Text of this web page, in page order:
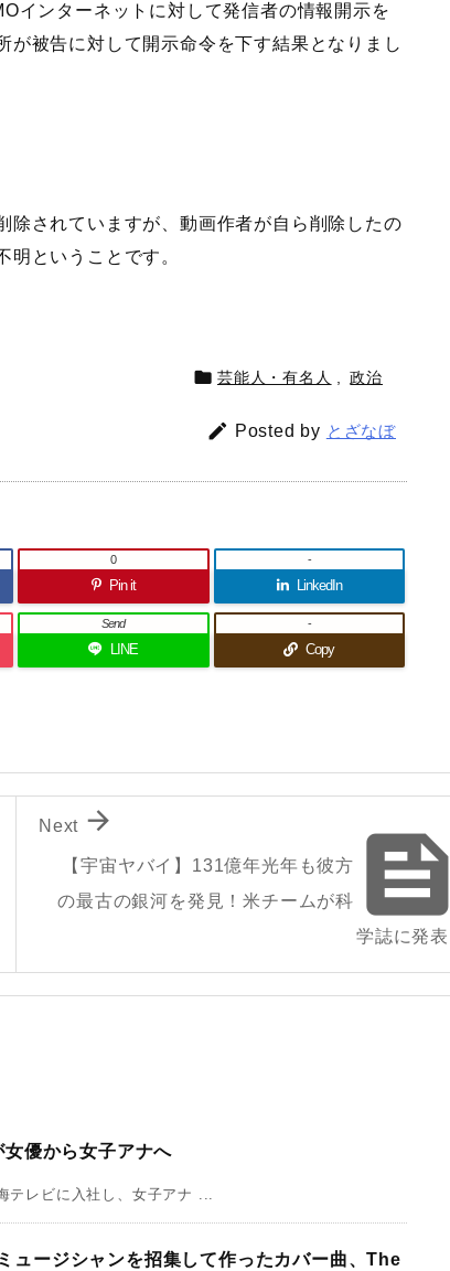
インターネットに対して発信者の情報開示を
被告に対して開示命令を下す結果となりまし
除されていますが、動画作者が自ら削除したの
ということです。
 芸能人・有名人 政治
 Posted by とざなぼ
Pin it
0
LinkedIn
-
LINE
Send
Copy
-

【宇宙ヤバイ】131億年光年も彼方
の最古の銀河を発見！米チームが科
学誌に発表

Next
女優から女子アナへ
テレビに入社し、女子アナ ...
ュージシャンを招集して作ったカバー曲、The